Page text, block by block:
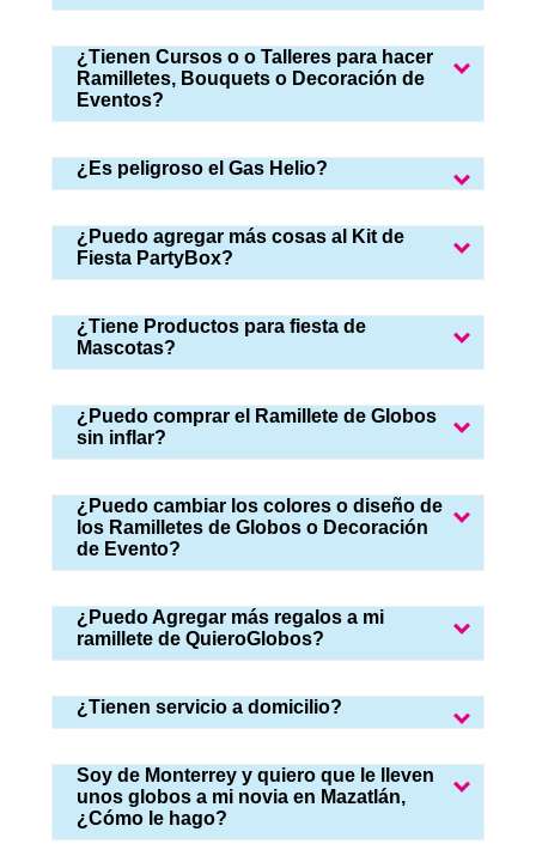
¿Tienen Cursos o o Talleres para hacer
Ramilletes, Bouquets o Decoración de
Eventos?
¿Es peligroso el Gas Helio?
¿Puedo agregar más cosas al Kit de
Fiesta PartyBox?
¿Tiene Productos para fiesta de
Mascotas?
¿Puedo comprar el Ramillete de Globos
sin inflar?
¿Puedo cambiar los colores o diseño de
los Ramilletes de Globos o Decoración
de Evento?
¿Puedo Agregar más regalos a mi
ramillete de QuieroGlobos?
¿Tienen servicio a domicilio?
Soy de Monterrey y quiero que le lleven
unos globos a mi novia en Mazatlán,
¿Cómo le hago?